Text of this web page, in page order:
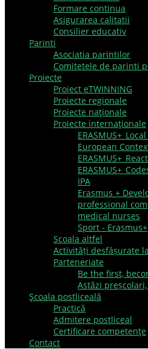
Formare continua
Asigurarea calitatii
Consilier educativ
Parinti
Asociatia parintilor
Comitetele de parinti
Proiecte
Proiect eTWINNING
Proiecte regionale
Proiecte naţionale
Proiecte internaţionale
European
ERASMUS+_React
IPA
Erasmus +
professional
medical nurses
Sport - Erasmus+
Scoala altfel
Activități desfășurate
Parteneriate
Be the first,
Astăzi
Şcoala postliceală
Practică
Admitere postliceal
Certificare competenţe
Contact